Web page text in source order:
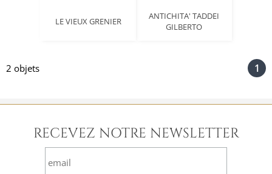
LE VIEUX GRENIER
ANTICHITA' TADDEI
GILBERTO
2 objets 1
RECEVEZ NOTRE NEWSLETTER